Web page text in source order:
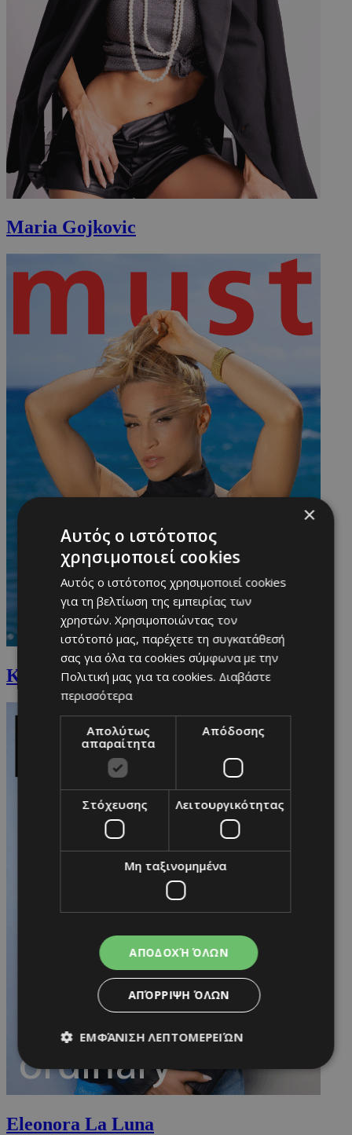
Maria Gojkovic
Καρολίνα Πελενδρίτου
Eleonora La Luna
×
Αυτός ο ιστότοπος
χρησιμοποιεί cookies
Αυτός ο ιστότοπος χρησιμοποιεί cookies
για τη βελτίωση της εμπειρίας των
χρηστών. Χρησιμοποιώντας τον
ιστότοπό μας, παρέχετε τη συγκατάθεσή
σας για όλα τα cookies σύμφωνα με την
Πολιτική μας για τα cookies. Διαβάστε
περισσότερα
Απολύτως
απαραίτητα
Απόδοσης
Στόχευσης Λειτουργικότητας
Μη ταξινομημένα
ΑΠΟΔΟΧΉ ΌΛΩΝ
ΑΠΌΡΡΙΨΗ ΌΛΩΝ
ΕΜΦΆΝΙΣΗ ΛΕΠΤΟΜΕΡΕΙΏΝ
Στόχευσης